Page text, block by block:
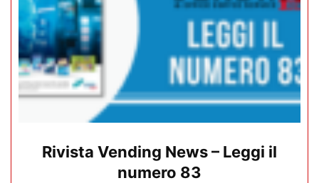
Rivista Vending News – Leggi il
numero 83